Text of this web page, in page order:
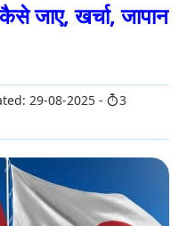
जाए, खर्चा, जापान
29-08-2025
3